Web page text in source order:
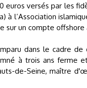
euros versés par les
à l’Association
sur un compte offshore
dans le cadre
à trois ans ferme
de-Seine, maître